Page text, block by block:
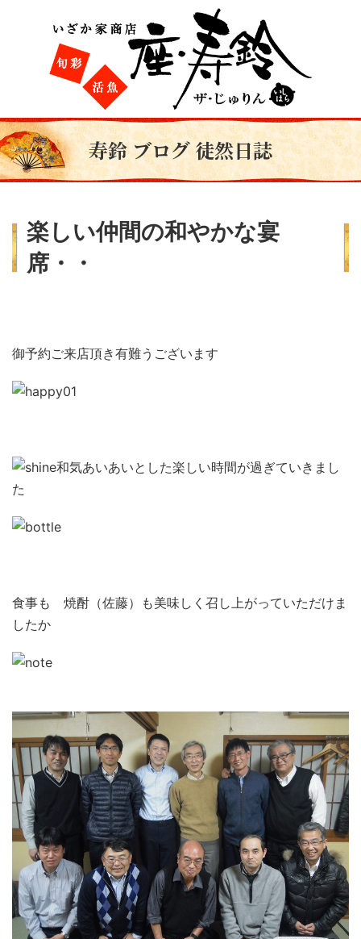
寿鈴 ブログ 徒然日誌
楽しい仲間の和やかな宴
席・・
御予約ご来店頂き有難うございます
和気あいあいとした楽しい時間が過ぎていきまし
た
食事も 焼酎（佐藤）も美味しく召し上がっていただけま
したか